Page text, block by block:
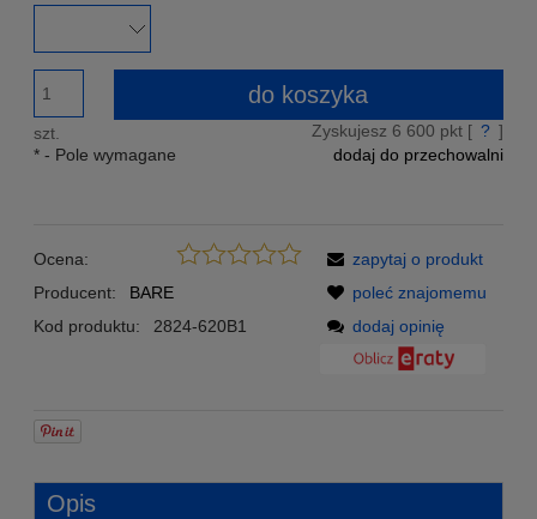
szt.
do koszyka
Zyskujesz 6 600 pkt [ ? ]
dodaj do przechowalni
* - Pole wymagane
Ocena:
Producent:
BARE
Kod produktu:
2824-620B1
zapytaj o produkt
poleć znajomemu
dodaj opinię
Opis